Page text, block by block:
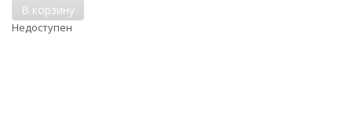
В корзину
Недоступен